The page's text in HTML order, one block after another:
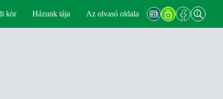
kör Házunk tája Az olvasó oldala